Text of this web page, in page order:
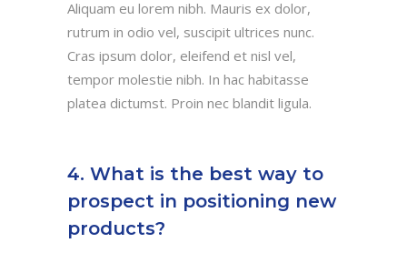
Aliquam eu lorem nibh. Mauris ex dolor,
rutrum in odio vel, suscipit ultrices nunc.
Cras ipsum dolor, eleifend et nisl vel,
tempor molestie nibh. In hac habitasse
platea dictumst. Proin nec blandit ligula.
4. What is the best way to
prospect in positioning new
products?